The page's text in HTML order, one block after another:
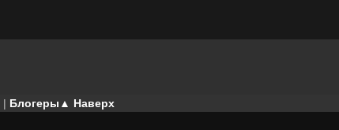
▲ Наверх
| Блогеры